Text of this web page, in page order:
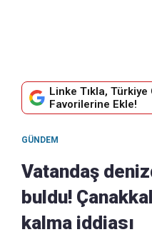
Linke Tıkla,
Favorilerine Ekle!
GÜNDEM
Vatandaş
buldu!
kalma iddiası